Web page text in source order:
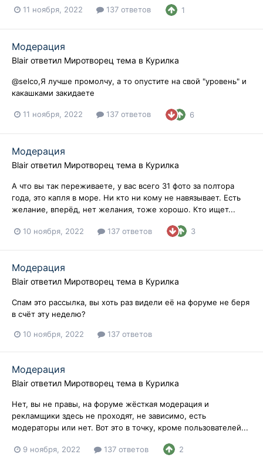
11 ноября, 2022 137 ответов 1
Модерация
Blair ответил Миротворец тема в Курилка
@selco,Я лучше промолчу, а то опустите на свой "уровень" и
какашками закидаете
11 ноября, 2022 137 ответов 6
Модерация
Blair ответил Миротворец тема в Курилка
А что вы так переживаете, у вас всего 31 фото за полтора
года, это капля в море. Ни кто ни кому не навязывает. Есть
желание, вперёд, нет желания, тоже хорошо. Кто ищет...
10 ноября, 2022 137 ответов 3
Модерация
Blair ответил Миротворец тема в Курилка
Спам это рассылка, вы хоть раз видели её на форуме не беря
в счёт эту неделю?
10 ноября, 2022 137 ответов
Модерация
Blair ответил Миротворец тема в Курилка
Нет, вы не правы, на форуме жёсткая модерация и
рекламщики здесь не проходят, не зависимо, есть
модераторы или нет. Вот это в точку, кроме пользователей...
9 ноября, 2022 137 ответов 2